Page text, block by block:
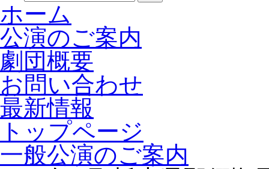
ホーム
公演のご案内
劇団概要
お問い合わせ
最新情報
トップページ
一般公演のご案内